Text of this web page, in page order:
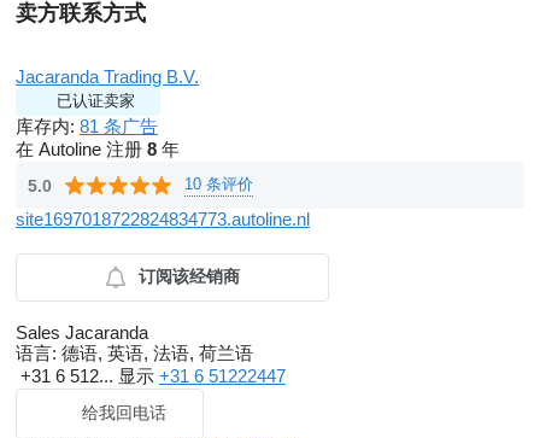
卖方联系方式
Jacaranda Trading B.V.
已认证卖家
库存内: 81 条广告
在 Autoline 注册 8 年
5.0 10 条评价
site1697018722824834773.autoline.nl
订阅该经销商
Sales Jacaranda
语言: 德语, 英语, 法语, 荷兰语
+31 6 512... 显示 +31 6 51222447
给我回电话